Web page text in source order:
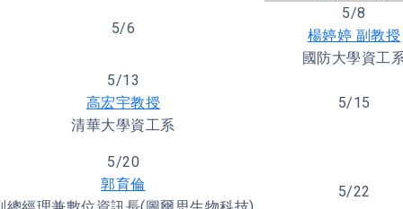
5/6
5/8
楊婷婷 副教授
國防大學資工
5/13
高宏宇教授
清華大學資工系
5/15
5/20
郭育倫
5/22